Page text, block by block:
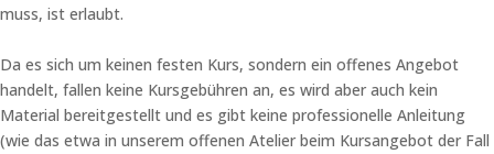
muss, ist erlaubt.
Da es sich um keinen festen Kurs, sondern ein offenes Angebot
handelt, fallen keine Kursgebühren an, es wird aber auch kein
Material bereitgestellt und es gibt keine professionelle Anleitung
(wie das etwa in unserem offenen Atelier beim Kursangebot der Fall